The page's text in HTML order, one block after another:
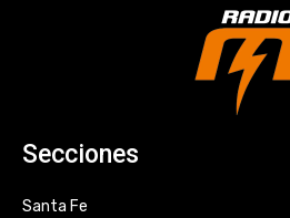
Secciones
Santa Fe